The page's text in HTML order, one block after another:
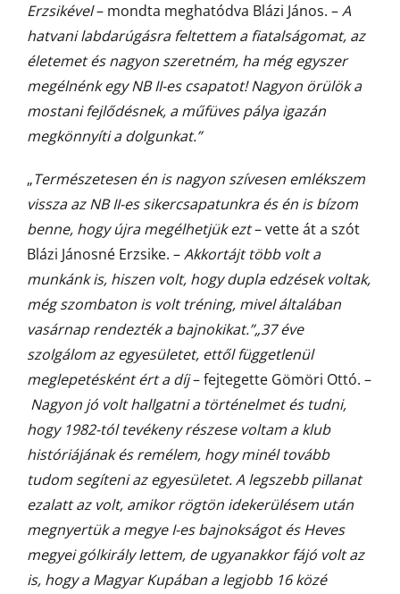
Erzsikével– mondta meghatódva Blázi János. –A
hatvani labdarúgásra feltettem a fiatalságomat, az
életemet és nagyon szeretném, ha még egyszer
megélnénk egy NB II-es csapatot! Nagyon örülök a
mostani fejlődésnek, a műfüves pálya igazán
megkönnyíti a dolgunkat.”
„Természetesen én is nagyon szívesen emlékszem
vissza az NB II-es sikercsapatunkra és én is bízom
benne, hogy újra megélhetjük ezt– vette át a szót
Blázi Jánosné Erzsike. –Akkortájt több volt a
munkánk is, hiszen volt, hogy dupla edzések voltak,
még szombaton is volt tréning, mivel általában
vasárnap rendezték a bajnokikat.”„37 éve
szolgálom az egyesületet, ettől függetlenül
meglepetésként ért a díj– fejtegette Gömöri Ottó. –
Nagyon jó volt hallgatni a történelmet és tudni,
hogy 1982-tól tevékeny részese voltam a klub
históriájának és remélem, hogy minél tovább
tudom segíteni az egyesületet. A legszebb pillanat
ezalatt az volt, amikor rögtön idekerülésem után
megnyertük a megye I-es bajnokságot és Heves
megyei gólkirály lettem, de ugyanakkor fájó volt az
is, hogy a Magyar Kupában a legjobb 16 közé